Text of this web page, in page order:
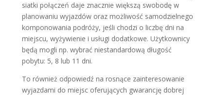
siatki połączeń daje znacznie większą swobodę w
planowaniu wyjazdów oraz możliwość samodzielnego
komponowania podróży, jeśli chodzi o liczbę dni na
miejscu, wyżywienie i usługi dodatkowe. Użytkownicy
będą mogli np. wybrać niestandardową długość
pobytu: 5, 8 lub 11 dni.
To również odpowiedź na rosnące zainteresowanie
wyjazdami do miejsc oferujących gwarancję dobrej